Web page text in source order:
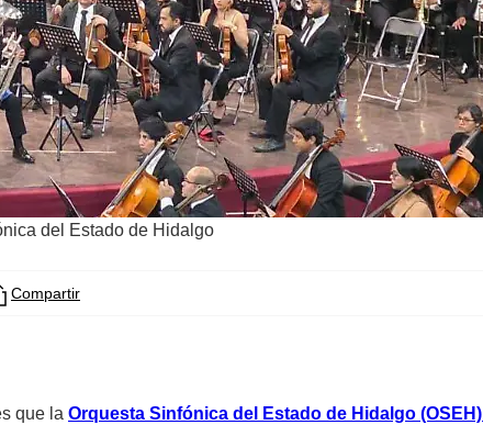
del Estado de Hidalgo
Compartir
que la Orquesta Sinfónica del Estado de Hidalgo (OSEH)